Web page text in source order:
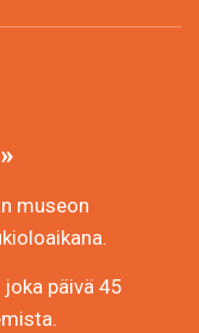
museon
päivä 45